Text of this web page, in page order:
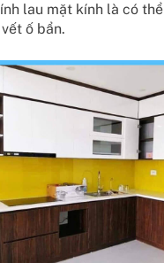
lau mặt kính là có
ố bẩn.